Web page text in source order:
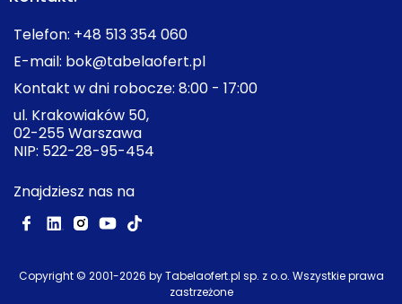
Telefon: +48 513 354 060
E-mail: bok@tabelaofert.pl
Kontakt w dni robocze: 8:00 - 17:00
ul. Krakowiaków 50,
02-255 Warszawa
NIP: 522-28-95-454
Znajdziesz nas na
Copyright © 2001-2026 by Tabelaofert.pl sp. z o.o. Wszystkie prawa
zastrzeżone